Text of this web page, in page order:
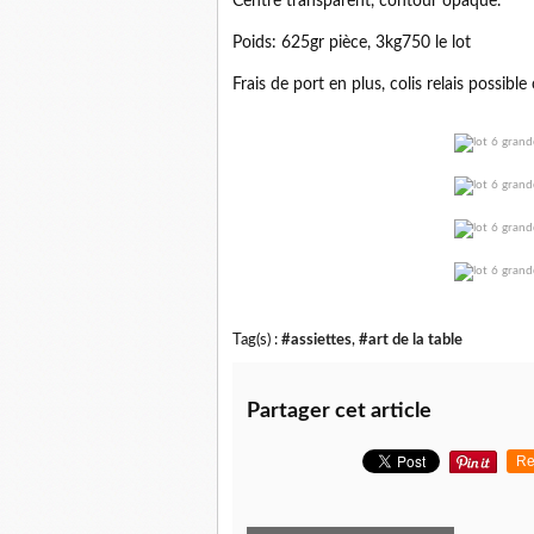
Poids: 625gr pièce, 3kg750 le lot
Frais de port en plus, colis relais
Tag(s) : #assiettes, #art de la table
Partager cet article